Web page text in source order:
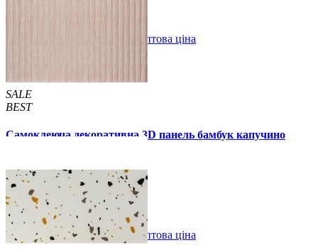
Оптова ціна
SALE
BEST
Самоклеюча декоративна 3D панель бамбук капучино
129 грн. /шт 160 грн. /шт
Купити В закладки Оптова ціна